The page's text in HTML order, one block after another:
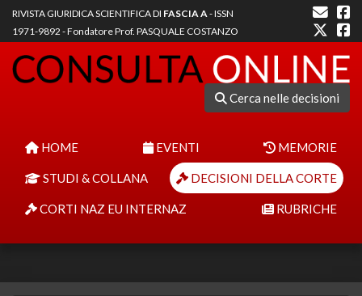
RIVISTA GIURIDICA SCIENTIFICA DI FASCIA A- ISSN
1971-9892 - Fondatore Prof. PASQUALE COSTANZO
Cerca nelle decisioni
HOME EVENTI MEMORIE
STUDI & COLLANA DECISIONI DELLA CORTE
CORTI NAZ EU INTERNAZ RUBRICHE